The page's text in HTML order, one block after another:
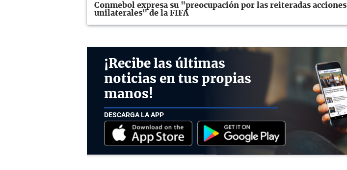
Conmebol expresa su "preocupación por las reiteradas acciones
unilaterales" de la FIFA
¡Recibe las últimas
noticias en tus propias
manos!
DESCARGA LA APP